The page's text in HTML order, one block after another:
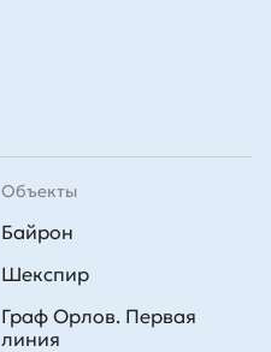
Объекты
Байрон
Шекспир
Граф Орлов. Первая
линия